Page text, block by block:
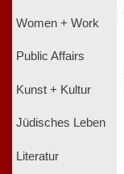
Women + Work
Public Affairs
Kunst + Kultur
Jüdisches Leben
Literatur